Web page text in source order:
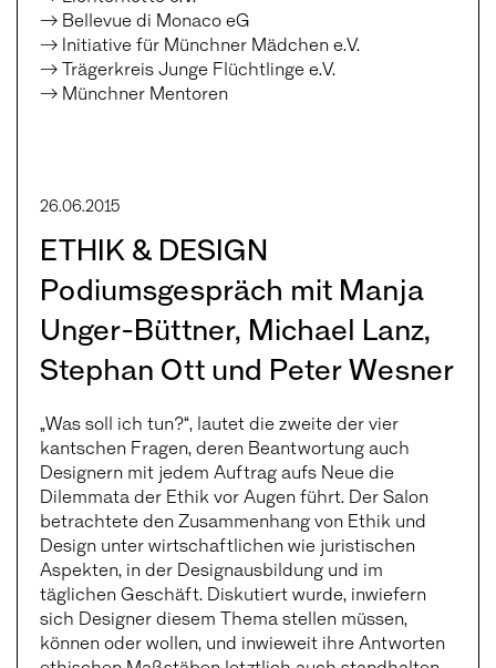
→ Bellevue di Monaco eG
→ Initiative für Münchner Mädchen e.V.
→ Trägerkreis Junge Flüchtlinge e.V.
→ Münchner Mentoren
26.06.2015
ETHIK & DESIGN
Podiumsgespräch mit Manja
Unger-Büttner, Michael Lanz,
Stephan Ott und Peter Wesner
„Was soll ich tun?“, lautet die zweite der vier
kantschen Fragen, deren Beantwortung auch
Designern mit jedem Auftrag aufs Neue die
Dilemmata der Ethik vor Augen führt. Der Salon
betrachtete den Zusammenhang von Ethik und
Design unter wirtschaftlichen wie juristischen
Aspekten, in der Designausbildung und im
täglichen Geschäft. Diskutiert wurde, inwiefern
sich Designer diesem Thema stellen müssen,
können oder wollen, und inwieweit ihre Antworten